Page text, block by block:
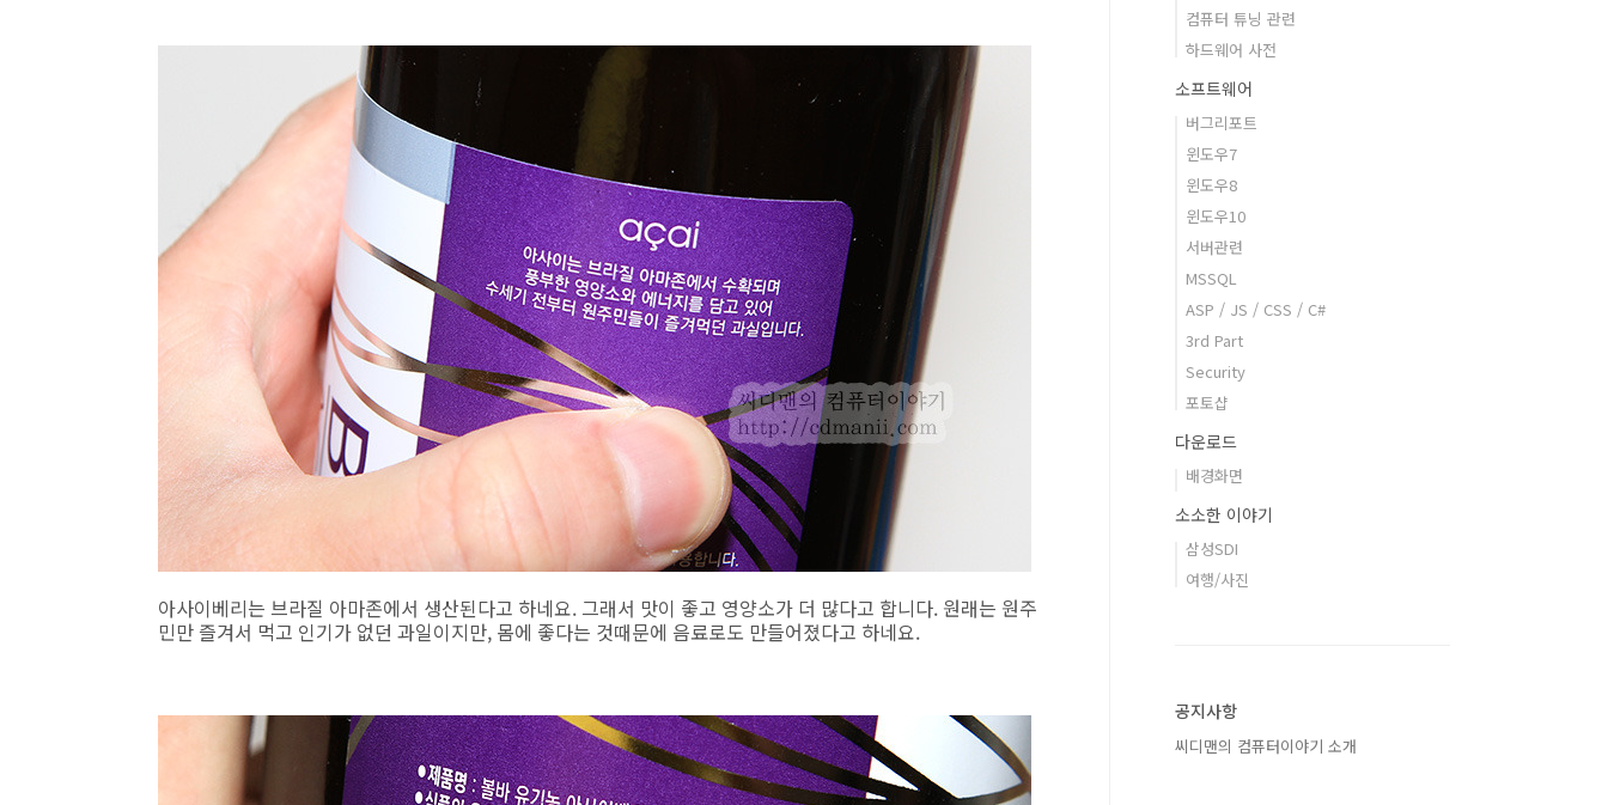
아사이베리는 브라질 아마존에서 생산된다고 하네요. 그래서 맛이 좋고 영양소가 더 많다고 합니다. 원래는 원주
민만 즐겨서 먹고 인기가 없던 과일이지만, 몸에 좋다는 것때문에 음료로도 만들어졌다고 하네요.
컴퓨터 튜닝 관련
하드웨어 사전
소프트웨어
버그리포트
윈도우7
윈도우8
윈도우10
서버관련
MSSQL
ASP / JS / CSS / C#
3rd Part
Security
포토샵
다운로드
배경화면
소소한 이야기
삼성SDI
여행/사진
공지사항
씨디맨의 컴퓨터이야기 소개